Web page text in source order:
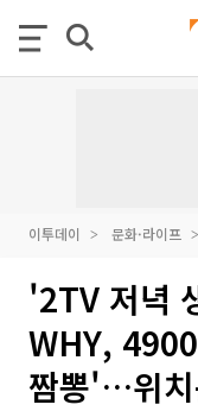
이투데이 문화·라이프
'2TV 저녁
WHY,
짬뽕'…위